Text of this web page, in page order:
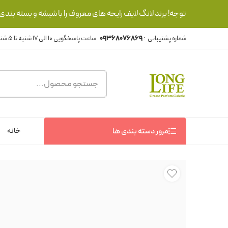
توجه! برند لانگ لایف رایحه های معروف را با شیشه و بسته
شماره پشتیبانی :09368076869
مرور دسته بندی ها خانه